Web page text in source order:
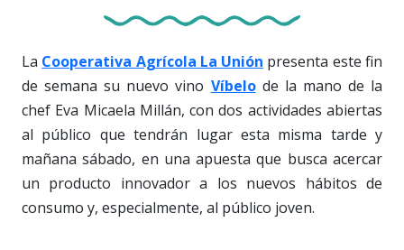
La Cooperativa Agrícola La Unión presenta este fin
de semana su nuevo vino Víbelode la mano de la
chef Eva Micaela Millán, con dos actividades abiertas
al público que tendrán lugar esta misma tarde y
mañana sábado, en una apuesta que busca acercar
un producto innovador a los nuevos hábitos de
consumo y, especialmente, al público joven.